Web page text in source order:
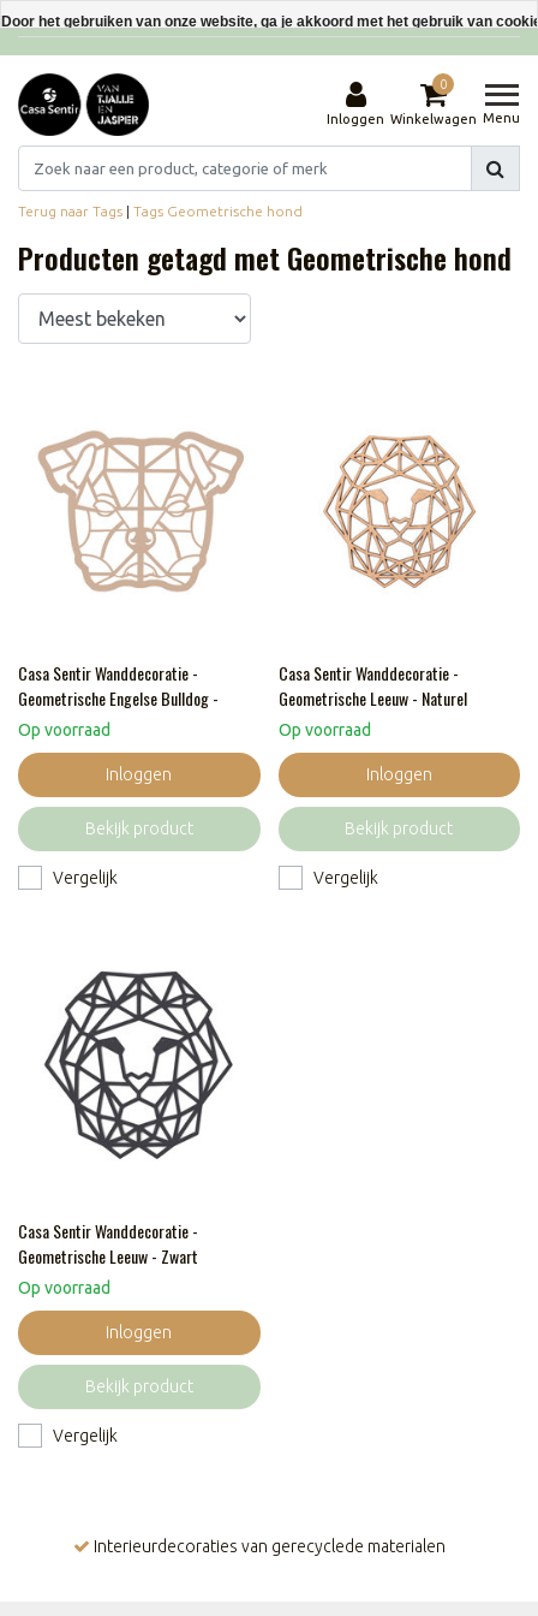
Interieurdecoraties van gerecyclede materialen
Inloggen
0
Winkelwagen Menu
Terug naar Tags | Tags Geometrische hond
Producten getagd met Geometrische hond
Casa Sentir Wanddecoratie -
Geometrische Engelse Bulldog -
Naturel
Op voorraad
Inloggen
Bekijk product
Vergelijk
Casa Sentir Wanddecoratie -
Geometrische Leeuw - Naturel
Op voorraad
Inloggen
Bekijk product
Vergelijk
Casa Sentir Wanddecoratie -
Geometrische Leeuw - Zwart
Op voorraad
Inloggen
Bekijk product
Vergelijk
Interieurdecoraties van gerecyclede materialen
Door het gebruiken van onze website, ga je akkoord met het gebruik van